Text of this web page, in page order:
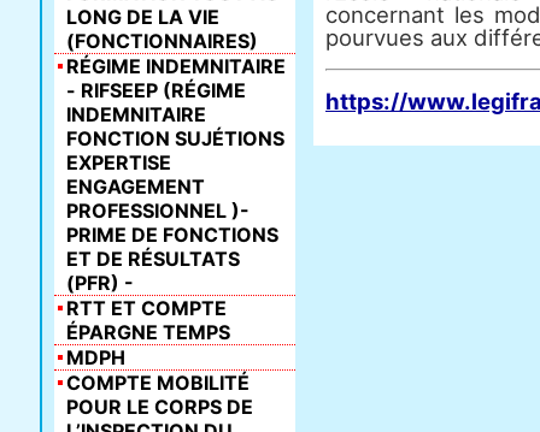
concernant les
pourvues aux
https://
LONG DE LA VIE
(FONCTIONNAIRES)
RÉGIME INDEMNITAIRE
- RIFSEEP (RÉGIME
INDEMNITAIRE
FONCTION SUJÉTIONS
EXPERTISE
ENGAGEMENT
PROFESSIONNEL )-
PRIME DE FONCTIONS
ET DE RÉSULTATS
(PFR) -
RTT ET COMPTE
ÉPARGNE TEMPS
MDPH
COMPTE MOBILITÉ
POUR LE CORPS DE